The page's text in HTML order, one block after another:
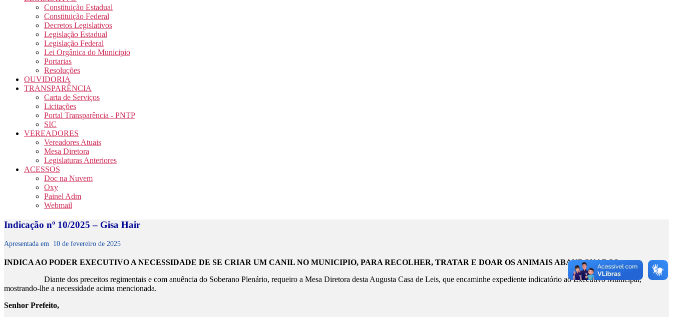
Constituição Estadual
Constituição Federal
Decretos Legislativos
Legislação Estadual
Legislação Federal
Lei Orgânica do Municipio
Portarias
Resoluções
OUVIDORIA
TRANSPARÊNCIA
Carta de Serviços
Licitações
Portal Transparência - PNTP
SIC
VEREADORES
Vereadores Atuais
Mesa Diretora
Legislaturas Anteriores
ACESSOS
Doc na Nuvem
Oxy
Painel Adm
Webmail
Indicação nº 10/2025 – Gisa Hair
Apresentada em 10 de fevereiro de 2025
INDICA AO PODER EXECUTIVO A NECESSIDADE DE SE CRIAR UM CANIL NO MUNICIPIO, PARA RECOLHER, TRATAR E DOAR OS ANIMAIS ABANDONADOS.
Diante dos preceitos regimentais e com anuência do Soberano Plenário, requeiro a Mesa Diretora desta Augusta Casa de Leis, que encaminhe expediente indicatório ao Executivo Municipal,
mostrando-lhe a necessidade acima mencionada.
Senhor Prefeito,